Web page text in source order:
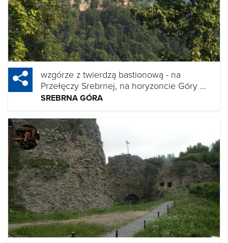
wzgórze z twierdzą bastionową - na
Przełęczy Srebrnej, na horyzoncie Góry ...
SREBRNA GÓRA